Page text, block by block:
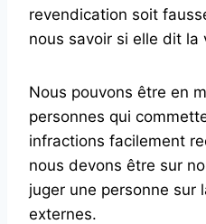
revendication soit
nous savoir si elle dit la
Nous pouvons être en
personnes qui
infractions facilement
nous devons être sur
juger une personne sur
externes.